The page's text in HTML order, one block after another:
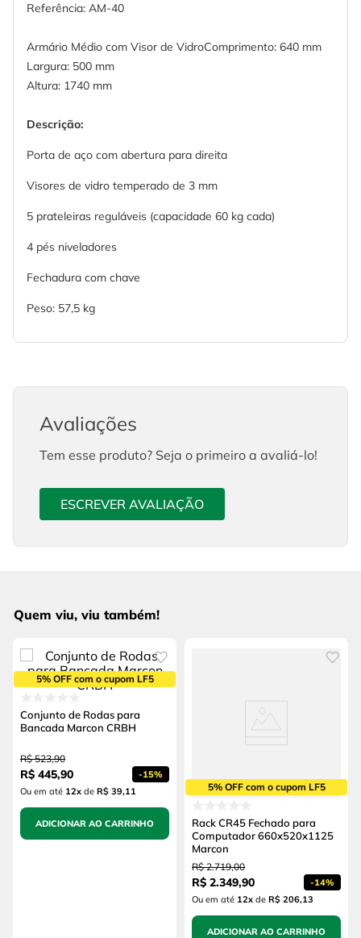
Referência: AM-40
Armário Médio com Visor de VidroComprimento: 640 mm
Largura: 500 mm
Altura: 1740 mm
Descrição:
Porta de aço com abertura para direita
Visores de vidro temperado de 3 mm
5 prateleiras reguláveis (capacidade 60 kg cada)
4 pés niveladores
Fechadura com chave
Peso: 57,5 kg
Avaliações
Tem esse produto? Seja o primeiro a avaliá-lo!
ESCREVER AVALIAÇÃO
Quem viu, viu também!
5% OFF com o cupom LF5
Conjunto de Rodas para
Bancada Marcon CRBH
R$ 523,90
R$ 445,90 -15%
Ou em até 12x de R$ 39,11
ADICIONAR AO CARRINHO
5% OFF com o cupom LF5
Rack CR45 Fechado para
Computador 660x520x1125
Marcon
R$ 2.719,00
R$ 2.349,90 -14%
Ou em até 12x de R$ 206,13
ADICIONAR AO CARRINHO